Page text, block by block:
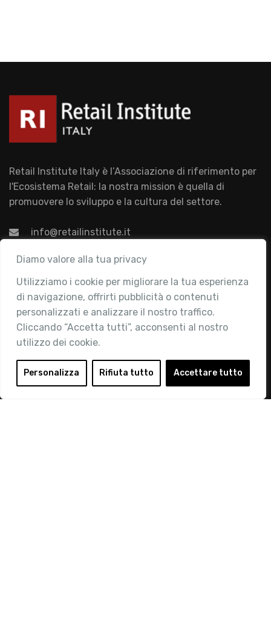
Diamo valore alla tua privacy
Utilizziamo i cookie per migliorare la tua esperienza
di navigazione, offrirti pubblicità o contenuti
personalizzati e analizzare il nostro traffico.
Cliccando “Accetta tutti”, acconsenti al nostro
utilizzo dei cookie.
Personalizza Rifiuta tutto Accettare tutto
Retail Institute Italy è l’Associazione di riferimento per
l'Ecosistema Retail: la nostra mission è quella di
promuovere lo sviluppo e la cultura del settore.
info@retailinstitute.it
Associazione
Chi siamo
Attività
Contatti
Area Riservata
Login
Diventa Socio